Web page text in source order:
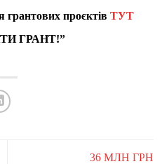
грантових проєктівТУТ
ГРАНТ!”
36 МЛН ГРН